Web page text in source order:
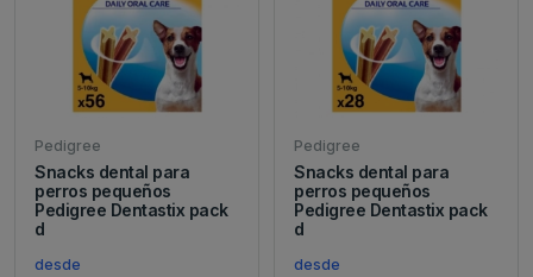
Pedigree
Snacks dental para
perros pequeños
Pedigree Dentastix pack
d
desde
Pedigree
Snacks dental para
perros pequeños
Pedigree Dentastix pack
d
desde